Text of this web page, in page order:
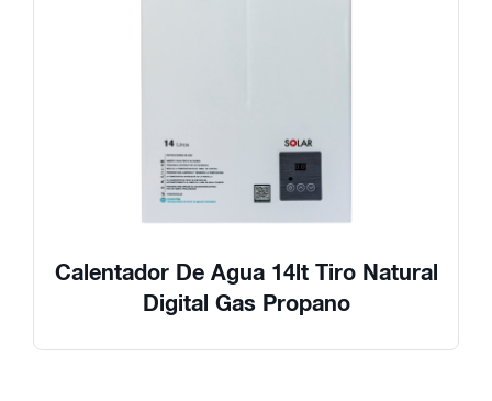
Calentador De Agua 14lt Tiro Natural
Digital Gas Propano